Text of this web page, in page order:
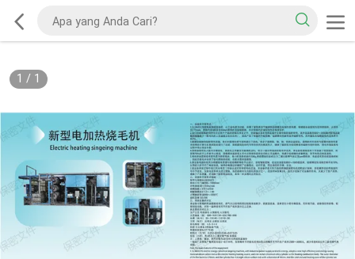
1 / 1